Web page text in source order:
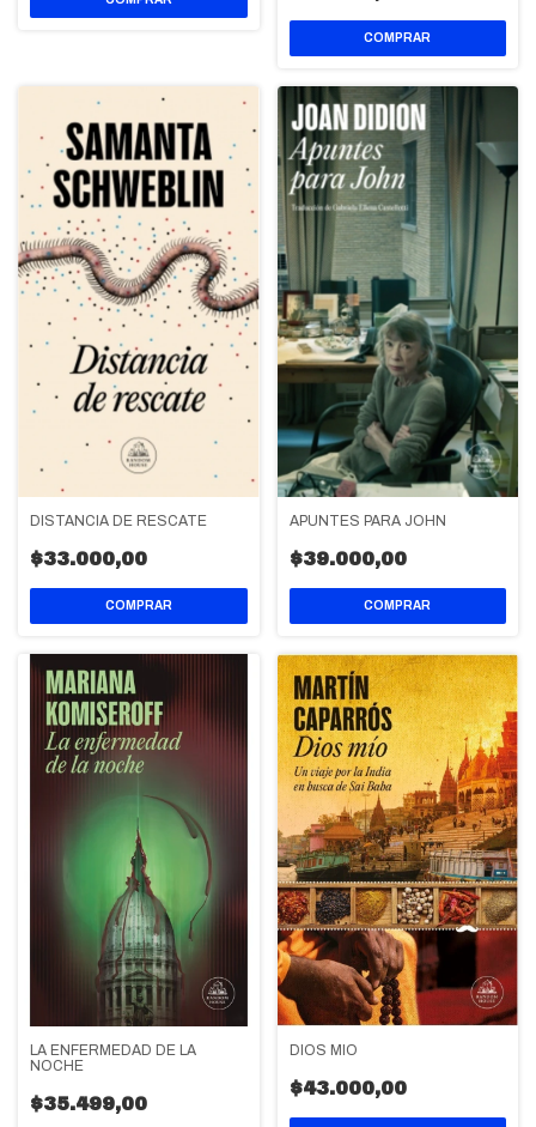
DISTANCIA DE RESCATE
$33.000,00
APUNTES PARA JOHN
$39.000,00
LA ENFERMEDAD DE LA
NOCHE
$35.499,00
DIOS MIO
$43.000,00